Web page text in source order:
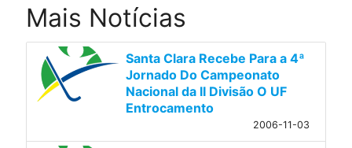
Mais Notícias
Santa Clara Recebe Para a 4ª
Jornado Do Campeonato
Nacional da II Divisão O UF
Entrocamento
2006-11-03